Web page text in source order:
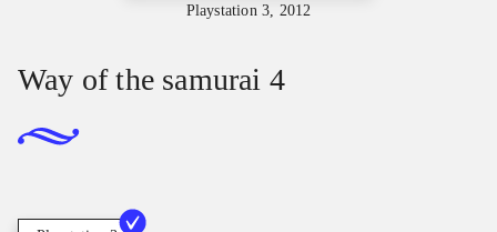
Playstation 3, 2012
Way of the samurai 4